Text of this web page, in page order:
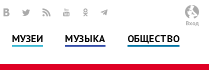
МУЗЕИ МУЗЫКА ОБЩЕСТВО
Вход